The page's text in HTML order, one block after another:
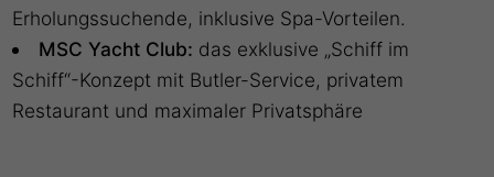
Erholungssuchende, inklusive Spa-Vorteilen.
MSC Yacht Club: das exklusive „Schiff im
Schiff“-Konzept mit Butler-Service, privatem
Restaurant und maximaler Privatsphäre